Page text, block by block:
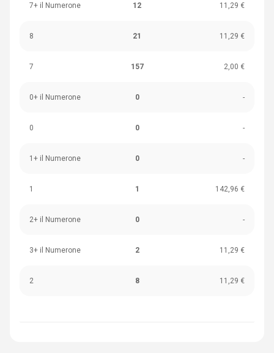
7+ il Numerone 12 11,29 €
8 21 11,29 €
7 157 2,00 €
0+ il Numerone 0 -
0 0 -
1+ il Numerone 0 -
1 1 142,96 €
2+ il Numerone 0 -
3+ il Numerone 2 11,29 €
2 8 11,29 €